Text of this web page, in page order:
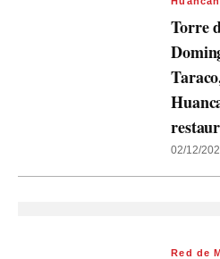
Torre
02/12/
Red de